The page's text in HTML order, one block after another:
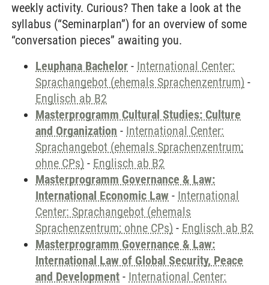
weekly activity. Curious? Then take a look at the
syllabus (“Seminarplan”) for an overview of some
“conversation pieces” awaiting you.
Leuphana Bachelor - International Center:
Sprachangebot (ehemals Sprachenzentrum) -
Englisch ab B2
Masterprogramm Cultural Studies: Culture
and Organization - International Center:
Sprachangebot (ehemals Sprachenzentrum;
ohne CPs) - Englisch ab B2
Masterprogramm Governance & Law:
International Economic Law - International
Center: Sprachangebot (ehemals
Sprachenzentrum; ohne CPs) - Englisch ab B2
Masterprogramm Governance & Law:
International Law of Global Security, Peace
and Development - International Center: